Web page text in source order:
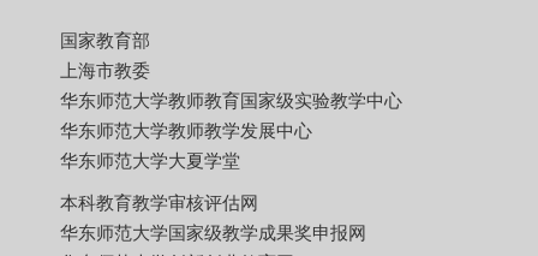
国家教育部
上海市教委
华东师范大学教师教育国家级实验教学中心
华东师范大学教师教学发展中心
华东师范大学大夏学堂
本科教育教学审核评估网
华东师范大学国家级教学成果奖申报网